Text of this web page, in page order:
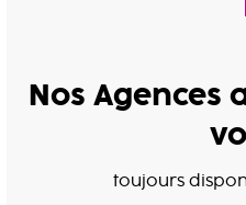
Nos Agences
toujours